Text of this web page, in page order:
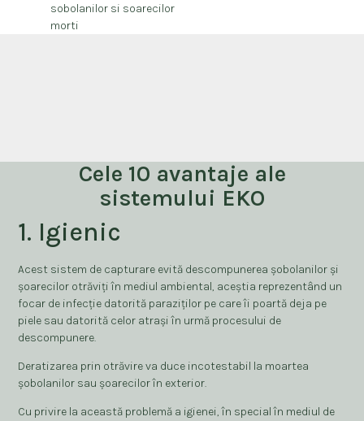
sobolanilor si soarecilor
morti
Cele 10 avantaje ale
sistemului EKO
1. Igienic
Acest sistem de capturare evită descompunerea șobolanilor și
șoarecilor otrăviți în mediul ambiental, aceștia reprezentând un
focar de infecție datorită paraziților pe care îi poartă deja pe
piele sau datorită celor atrași în urmă procesului de
descompunere.
Deratizarea prin otrăvire va duce incotestabil la moartea
șobolanilor sau șoarecilor în exterior.
Cu privire la această problemă a igienei, în special în mediul de